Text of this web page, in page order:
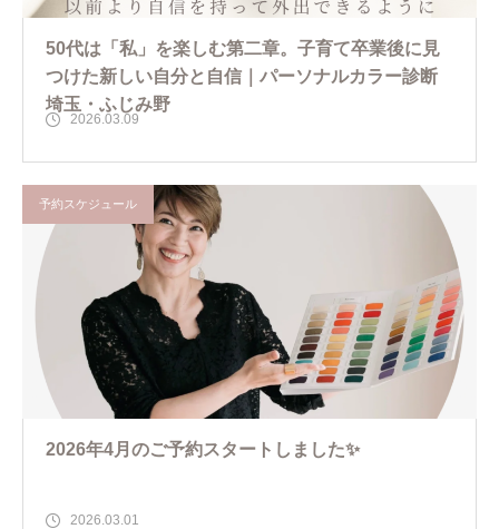
50代は「私」を楽しむ第二章。子育て卒業後に見
つけた新しい自分と自信｜パーソナルカラー診断
埼玉・ふじみ野
2026.03.09
予約スケジュール
2026年4月のご予約スタートしました✨
2026.03.01